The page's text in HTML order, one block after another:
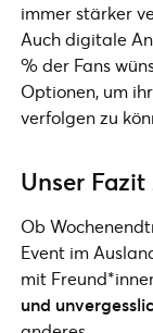
immer stärker
Auch digitale
% der Fans
Optionen, um
verfolgen zu
Unser
Ob
Event im
mit
und